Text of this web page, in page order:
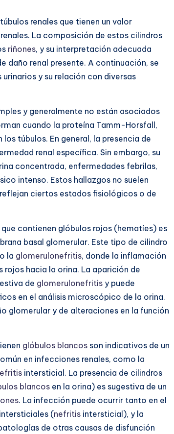
renales que tienen un valor
La composición de estos cilindros
riñones, y su interpretación adecuada
daño renal presente. A continuación, se
y su relación con diversas
y generalmente no están asociados
cuando la proteína Tamm-Horsfall,
túbulos. En general, la presencia de
renal específica. Sin embargo, su
concentrada, enfermedades febrilas,
intenso. Estos hallazgos no suelen
ciertos estados fisiológicos o de
que contienen glóbulos rojos (hematíes) es
basal glomerular. Este tipo de cilindro
la glomerulonefritis, donde la inflamación
hacia la orina. La aparición de
de glomerulonefritis y puede
en el análisis microscópico de la orina.
glomerular y de alteraciones en la función
glóbulos blancos son indicativos de un
en infecciones renales, como la
intersticial. La presencia de cilindros
blancos en la orina) es sugestiva de un
. La infección puede ocurrir tanto en el
(nefritis intersticial), y la
de otras causas de disfunción